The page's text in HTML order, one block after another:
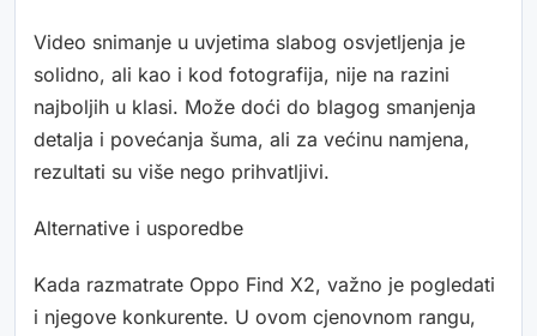
Video snimanje u uvjetima slabog osvjetljenja je
solidno, ali kao i kod fotografija, nije na razini
najboljih u klasi. Može doći do blagog smanjenja
detalja i povećanja šuma, ali za većinu namjena,
rezultati su više nego prihvatljivi.
Alternative i usporedbe
Kada razmatrate Oppo Find X2, važno je pogledati
i njegove konkurente. U ovom cjenovnom rangu,